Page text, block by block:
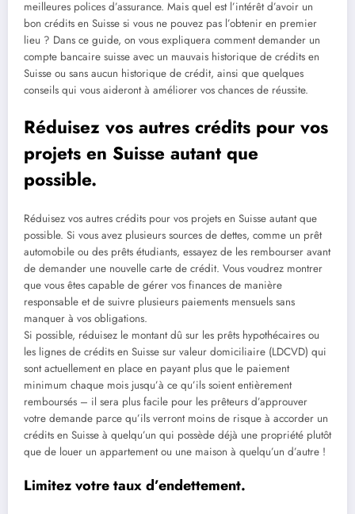
meilleures polices d’assurance. Mais quel est l’intérêt d’avoir un
bon crédits en Suisse si vous ne pouvez pas l’obtenir en premier
lieu ? Dans ce guide, on vous expliquera comment demander un
compte bancaire suisse avec un mauvais historique de crédits en
Suisse ou sans aucun historique de crédit, ainsi que quelques
conseils qui vous aideront à améliorer vos chances de réussite.
Réduisez vos autres crédits pour vos
projets en Suisse autant que
possible.
Réduisez vos autres crédits pour vos projets en Suisse autant que
possible. Si vous avez plusieurs sources de dettes, comme un prêt
automobile ou des prêts étudiants, essayez de les rembourser avant
de demander une nouvelle carte de crédit. Vous voudrez montrer
que vous êtes capable de gérer vos finances de manière
responsable et de suivre plusieurs paiements mensuels sans
manquer à vos obligations.
Si possible, réduisez le montant dû sur les prêts hypothécaires ou
les lignes de crédits en Suisse sur valeur domiciliaire (LDCVD) qui
sont actuellement en place en payant plus que le paiement
minimum chaque mois jusqu’à ce qu’ils soient entièrement
remboursés – il sera plus facile pour les prêteurs d’approuver
votre demande parce qu’ils verront moins de risque à accorder un
crédits en Suisse à quelqu’un qui possède déjà une propriété plutôt
que de louer un appartement ou une maison à quelqu’un d’autre !
Limitez votre taux d’endettement.